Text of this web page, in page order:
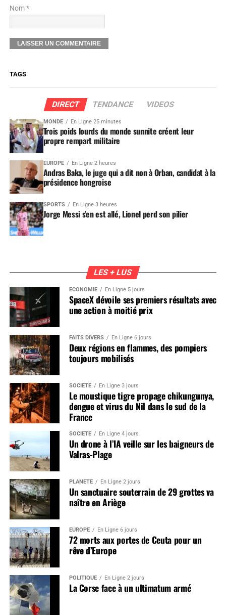
Nom *
TAGS
DIRECT TENDANCE VIDEOS
MONDE En Ligne 25 minutes
Trois poids lourds du monde sunnite créent leur
propre rempart militaire
EUROPE En Ligne 2 heures
Andras Baka, le juge qui a dit non à Orban, candidat à la
présidence hongroise
SPORTS En Ligne 3 heures
Jorge Messi s’en est allé, Lionel perd son pilier
LES + LUS
ÉCONOMIE En Ligne 5 jours
SpaceX dévoile ses premiers résultats avec
une action à moitié prix
FAITS DIVERS En Ligne 6 jours
Deux régions en flammes, des pompiers
toujours mobilisés
SOCIÉTÉ En Ligne 3 jours
Le moustique tigre propage chikungunya,
dengue et virus du Nil dans le sud de la
France
SOCIÉTÉ En Ligne 4 jours
Un drone à l’IA veille sur les baigneurs de
Valras-Plage
PLANÈTE En Ligne 2 jours
Un sanctuaire souterrain de 29 grottes va
naître en Ariège
EUROPE En Ligne 6 jours
72 morts aux portes de Ceuta pour un
rêve d’Europe
POLITIQUE En Ligne 2 jours
La Corse face à un ultimatum armé